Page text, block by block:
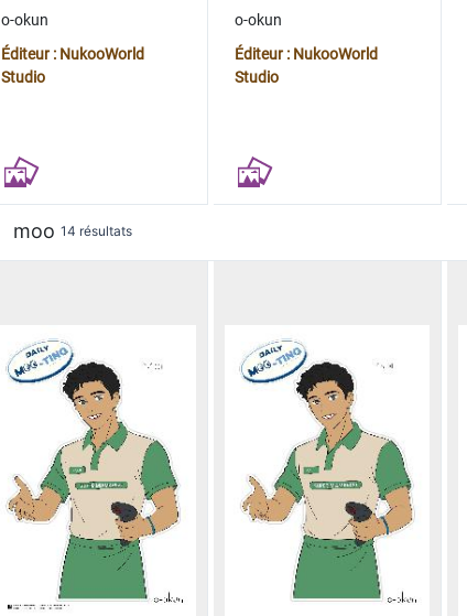
o-okun
Éditeur : NukooWorld
Studio
o-okun
Éditeur : NukooWorld
Studio
moo 14 résultats